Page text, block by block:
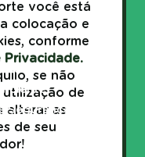
Segurança
você está
colocação e
conforme
Privacidade.
se não
utilização de
alterar as
de seu